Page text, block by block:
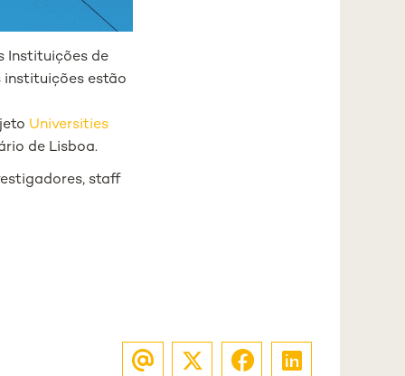
Instituições de
instituições estão
Universities
de Lisboa.
staff